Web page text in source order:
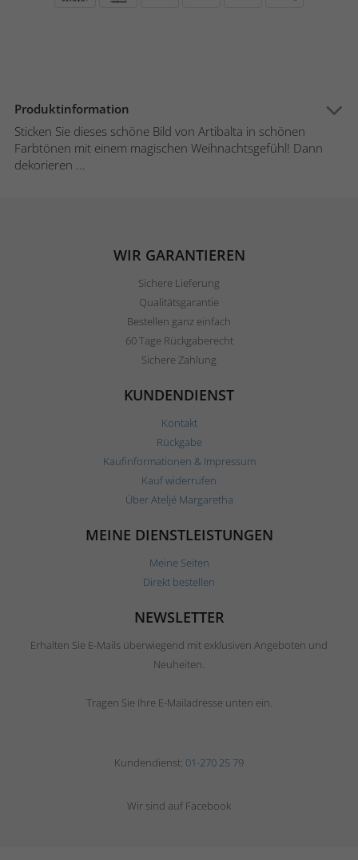
Produktinformation
Sticken Sie dieses schöne Bild von Artibalta in schönen
Farbtönen mit einem magischen Weihnachtsgefühl! Dann
dekorieren ...
WIR GARANTIEREN
Sichere Lieferung
Qualitätsgarantie
Bestellen ganz einfach
60 Tage Rückgaberecht
Sichere Zahlung
KUNDENDIENST
Kontakt
Rückgabe
Kaufinformationen & Impressum
Kauf widerrufen
Über Ateljé Margaretha
MEINE DIENSTLEISTUNGEN
Meine Seiten
Direkt bestellen
NEWSLETTER
Erhalten Sie E-Mails überwiegend mit exklusiven Angeboten und
Neuheiten.
Tragen Sie Ihre E-Mailadresse unten ein.
Kundendienst: 01-270 25 79
Wir sind auf Facebook